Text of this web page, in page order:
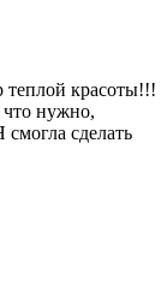
красоты!!!
что нужно,
сделать